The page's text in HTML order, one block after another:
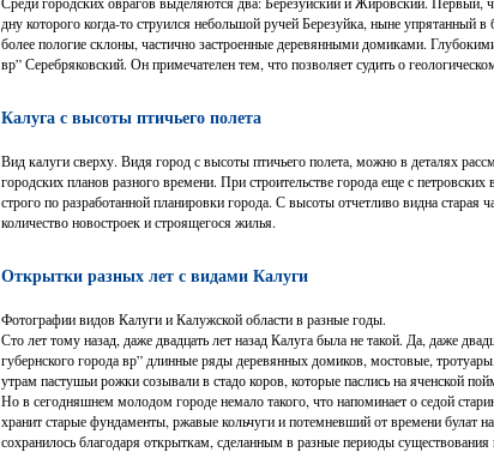
дну которого когда-то струился небольшой ручей Березуйка, ныне упрятанный
более пологие склоны, частично застроенные деревянными домиками.
вр” Серебряковский. Он примечателен тем, что позволяет судить о
Калуга с высоты птичьего полета
Вид калуги сверху. Видя город с высоты птичьего полета, можно в деталях
городских планов разного времени. При строительстве города еще с
строго по разработанной планировки города. С высоты отчетливо видна
количество новостроек и строящегося жилья.
Открытки разных лет с видами Калуги
Фотографии видов Калуги и Калужской области в разные годы.
Сто лет тому назад, даже двадцать лет назад Калуга была не такой. Да, даже
губернского города вр” длинные ряды деревянных домиков, мостовые,
утрам пастушьи рожки созывали в стадо коров, которые паслись на яченской
Но в сегодняшнем молодом городе немало такого, что напоминает о седой
хранит старые фундаменты, ржавые кольчуги и потемневший от времени булат
сохранилось благодаря открыткам, сделанным в разные периоды существования